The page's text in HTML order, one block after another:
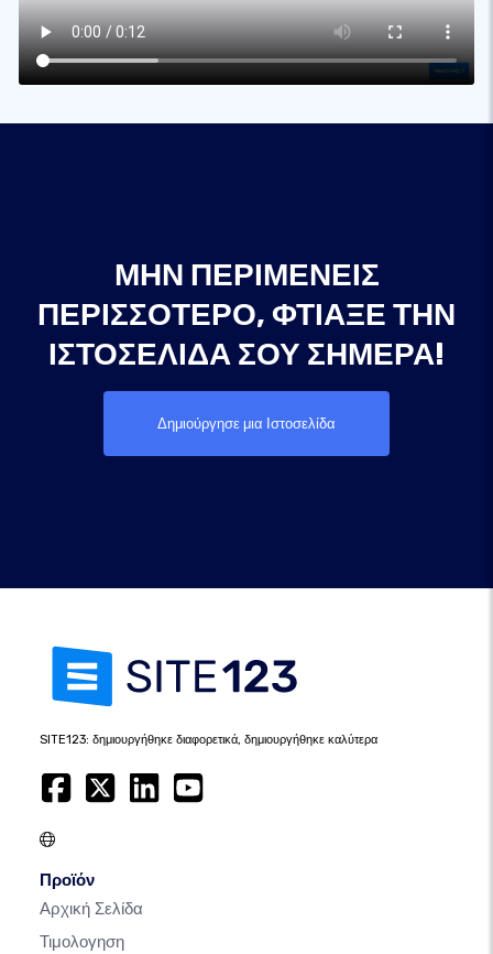
ΜΗΝ ΠΕΡΙΜΈΝΕΙΣ
ΠΕΡΙΣΣΌΤΕΡΟ, ΦΤΙΆΞΕ ΤΗΝ
ΙΣΤΟΣΕΛΊΔΑ ΣΟΥ ΣΉΜΕΡΑ!
Δημιούργησε μια Ιστοσελίδα
SITE123: δημιουργήθηκε διαφορετικά, δημιουργήθηκε καλύτερα
Προϊόν
Αρχική Σελίδα
Τιμολογηση